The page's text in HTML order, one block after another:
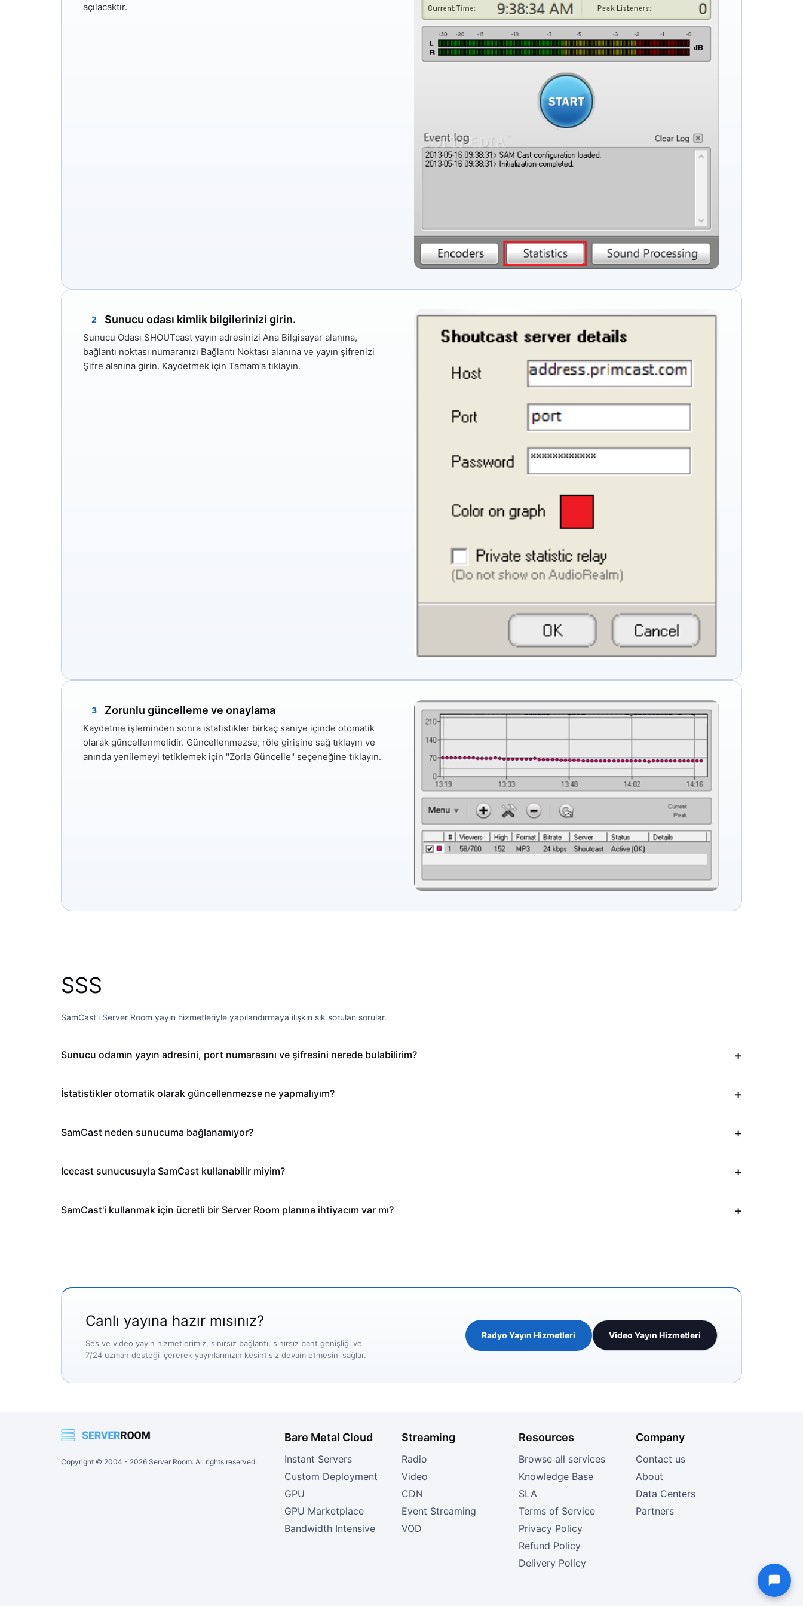
açılacaktır.
2 Sunucu odası kimlik bilgilerinizi girin.
Sunucu Odası SHOUTcast yayın adresinizi Ana Bilgisayar alanına,
bağlantı noktası numaranızı Bağlantı Noktası alanına ve yayın şifrenizi
Şifre alanına girin. Kaydetmek için Tamam'a tıklayın.
3 Zorunlu güncelleme ve onaylama
Kaydetme işleminden sonra istatistikler birkaç saniye içinde otomatik
olarak güncellenmelidir. Güncellenmezse, röle girişine sağ tıklayın ve
anında yenilemeyi tetiklemek için "Zorla Güncelle" seçeneğine tıklayın.
SSS
SamCast'i Server Room yayın hizmetleriyle yapılandırmaya ilişkin sık sorulan sorular.
Sunucu odamın yayın adresini, port numarasını ve şifresini nerede bulabilirim?
İstatistikler otomatik olarak güncellenmezse ne yapmalıyım?
SamCast neden sunucuma bağlanamıyor?
Icecast sunucusuyla SamCast kullanabilir miyim?
SamCast'i kullanmak için ücretli bir Server Room planına ihtiyacım var mı?
Canlı yayına hazır mısınız?
Ses ve video yayın hizmetlerimiz, sınırsız bağlantı, sınırsız bant genişliği ve
7/24 uzman desteği içererek yayınlarınızın kesintisiz devam etmesini sağlar.
Radyo Yayın Hizmetleri Video Yayın Hizmetleri
Copyright © 2004 - 2026 Server Room. All rights reserved.
Bare Metal Cloud
Instant Servers
Custom Deployment
GPU
GPU Marketplace
Bandwidth Intensive
Streaming
Radio
Video
CDN
Event Streaming
VOD
Resources
Browse all services
Knowledge Base
SLA
Terms of Service
Privacy Policy
Refund Policy
Delivery Policy
Company
Contact us
About
Data Centers
Partners